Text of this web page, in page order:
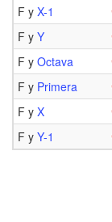
F y X-1
F y Y
F y Octava
F y Primera
F y X
F y Y-1